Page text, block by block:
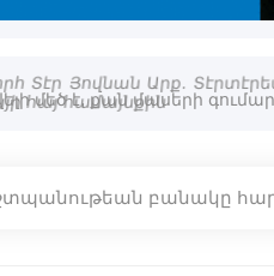
Տէր Յովնան Արք.
հայ համայնքին
բանակը